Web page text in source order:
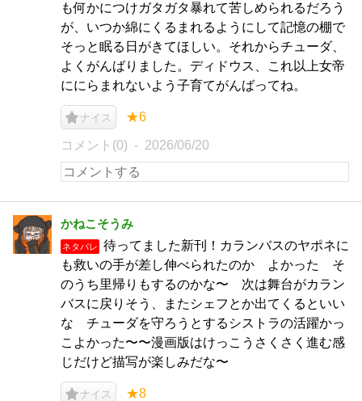
も何かにつけガタガタ暴れて苦しめられるだろう
が、いつか綿にくるまれるようにして記憶の棚で
そっと眠る日がきてほしい。それからチューダ、
よくがんばりました。ディドウス、これ以上女帝
ににらまれないよう子育てがんばってね。
ナイス ★6
コメント(0) 2026/06/20
かねこそうみ
ネタバレ
待ってました新刊！カランバスのヤポネに
も救いの手が差し伸べられたのか よかった そ
のうち里帰りもするのかな〜 次は舞台がカラン
バスに戻りそう、またシェフとか出てくるといい
な チューダを守ろうとするシストラの活躍かっ
こよかった〜〜漫画版はけっこうさくさく進む感
じだけど描写が楽しみだな〜
ナイス ★8